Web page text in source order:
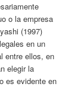
o la empresa
(1997)
en un
entre ellos, en
elegir la
es evidente en